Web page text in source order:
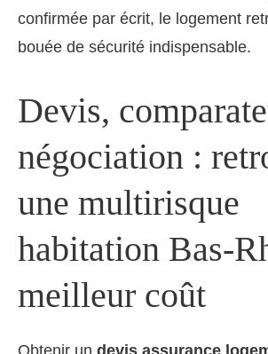
confirmée par écrit, le logement
bouée de sécurité indispensable.
Devis,
négociation :
une multirisque
habitation Bas-
meilleur coût
Obtenir un devis assurance